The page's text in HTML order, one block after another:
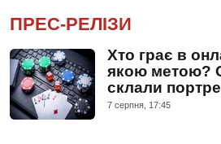
ПРЕС-РЕЛІЗИ
Хто грає в
якою метою?
склали
7 серпня, 17:45